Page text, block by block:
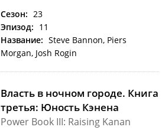
Сезон: 23
Эпизод: 11
Название: Steve Bannon, Piers
Morgan, Josh Rogin
Власть в ночном городе. Книга
третья: Юность Кэнена
Power Book III: Raising Kanan